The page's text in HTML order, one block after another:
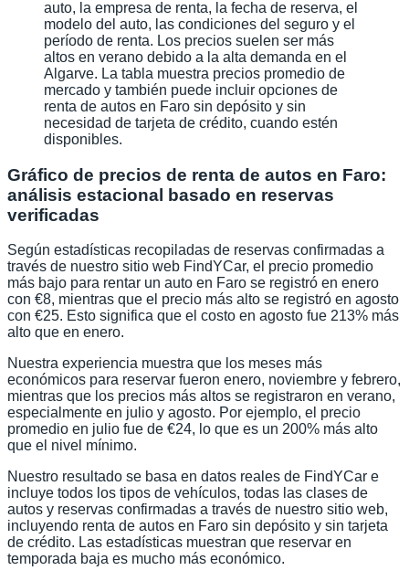
auto, la empresa de renta, la fecha de reserva, el
modelo del auto, las condiciones del seguro y el
período de renta. Los precios suelen ser más
altos en verano debido a la alta demanda en el
Algarve. La tabla muestra precios promedio de
mercado y también puede incluir opciones de
renta de autos en Faro sin depósito y sin
necesidad de tarjeta de crédito, cuando estén
disponibles.
Gráfico de precios de renta de autos en Faro:
análisis estacional basado en reservas
verificadas
Según estadísticas recopiladas de reservas confirmadas a
través de nuestro sitio web FindYCar, el precio promedio
más bajo para rentar un auto en Faro se registró en enero
con €8, mientras que el precio más alto se registró en agosto
con €25. Esto significa que el costo en agosto fue 213% más
alto que en enero.
Nuestra experiencia muestra que los meses más
económicos para reservar fueron enero, noviembre y febrero,
mientras que los precios más altos se registraron en verano,
especialmente en julio y agosto. Por ejemplo, el precio
promedio en julio fue de €24, lo que es un 200% más alto
que el nivel mínimo.
Nuestro resultado se basa en datos reales de FindYCar e
incluye todos los tipos de vehículos, todas las clases de
autos y reservas confirmadas a través de nuestro sitio web,
incluyendo renta de autos en Faro sin depósito y sin tarjeta
de crédito. Las estadísticas muestran que reservar en
temporada baja es mucho más económico.